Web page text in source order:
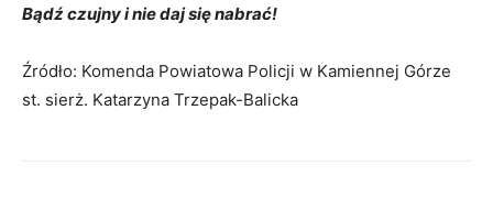
Bądź czujny i nie daj się nabrać!
Źródło: Komenda Powiatowa Policji w Kamiennej Górze
st. sierż. Katarzyna Trzepak-Balicka